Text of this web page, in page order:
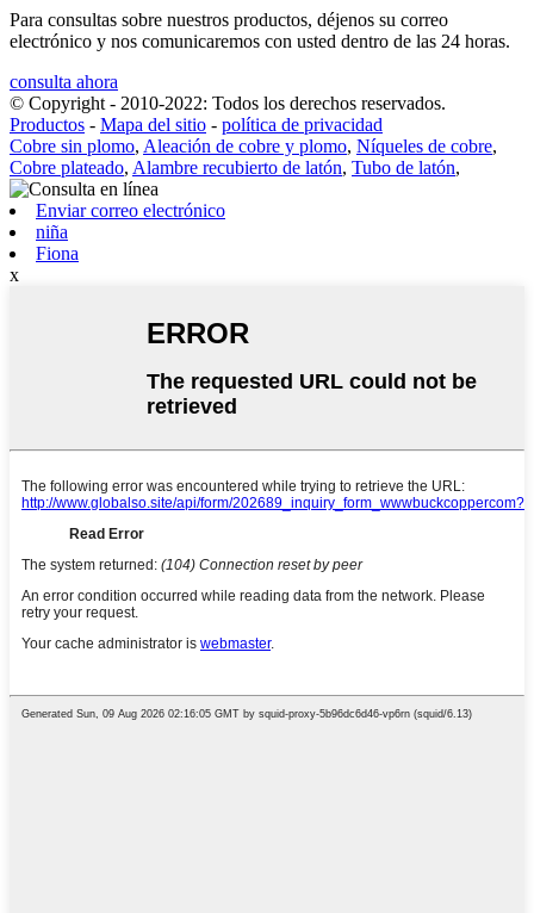
Para consultas sobre nuestros productos, déjenos su correo
electrónico y nos comunicaremos con usted dentro de las 24 horas.
consulta ahora
© Copyright - 2010-2022: Todos los derechos reservados.
Productos - Mapa del sitio - política de privacidad
Cobre sin plomo, Aleación de cobre y plomo, Níqueles de cobre,
Cobre plateado, Alambre recubierto de latón, Tubo de latón,
Enviar correo electrónico
niña
Fiona
x